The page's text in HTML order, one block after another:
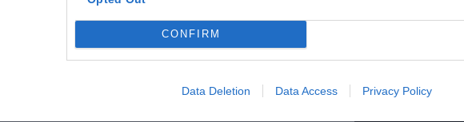
CONFIRM
Data Deletion Data Access Privacy Policy